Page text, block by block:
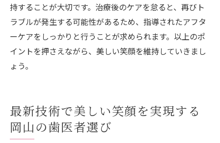
持することが大切です。治療後のケアを怠ると、再びト
ラブルが発生する可能性があるため、指導されたアフタ
ーケアをしっかりと行うことが求められます。以上のポ
イントを押さえながら、美しい笑顔を維持していきまし
ょう。
最新技術で美しい笑顔を実現する
岡山の歯医者選び